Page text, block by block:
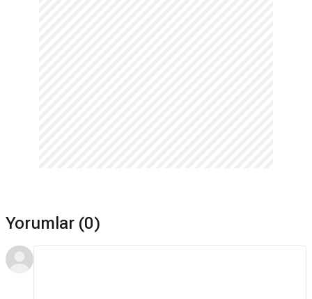
Yorumlar (0)